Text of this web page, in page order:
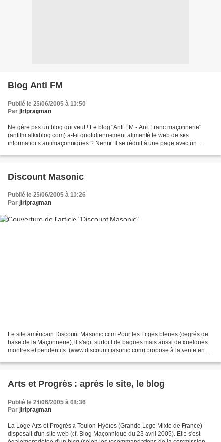
Blog Anti FM
Publié le 25/06/2005 à 10:50
Par jiripragman
Ne gère pas un blog qui veut ! Le blog "Anti FM - Anti Franc maçonnerie"
(antifm.alkablog.com) a-t-il quotidiennement alimenté le web de ses
informations antimaçonniques ? Nenni. Il se réduit à une page avec un
Discount Masonic
Publié le 25/06/2005 à 10:26
Par jiripragman
Le site américain Discount Masonic.com Pour les Loges bleues (degrés de
base de la Maçonnerie), il s'agit surtout de bagues mais aussi de quelques
montres et pendentifs. (www.discountmasonic.com) propose à la vente en
Arts et Progrès : après le site, le blog
Publié le 24/06/2005 à 08:36
Par jiripragman
La Loge Arts et Progrès à Toulon-Hyères (Grande Loge Mixte de France)
disposait d'un site web (cf. Blog Maçonnique du 23 avril 2005). Elle s'est